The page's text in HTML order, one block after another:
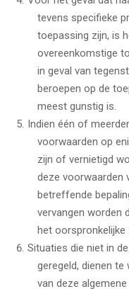
tevens specifieke
toepassing zijn, is
overeenkomstige
in geval van
beroepen op de
meest gunstig is.
Indien één of
voorwaarden op
zijn of vernietigd
deze voorwaarden
betreffende
vervangen worden
het oorspronkelijke
Situaties die niet in
geregeld, dienen te
van deze